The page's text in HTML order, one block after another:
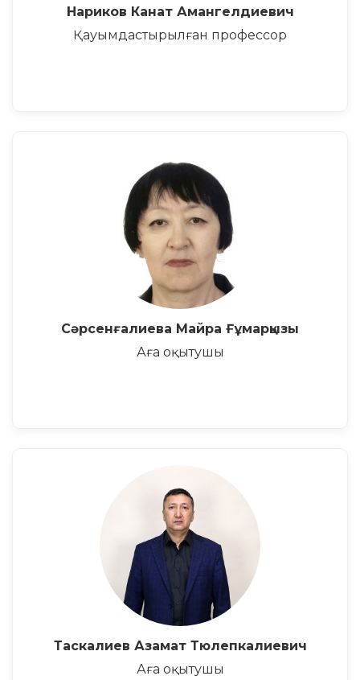
Нариков Канат Амангелдиевич
Қауымдастырылған профессор
Сәрсенғалиева Майра Ғұмарқызы
Аға оқытушы
Таскалиев Азамат Тюлепкалиевич
Аға оқытушы